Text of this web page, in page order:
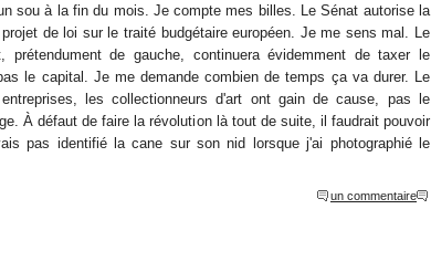
sou à la fin du mois. Je compte mes billes. Le Sénat autorise la
de loi sur le traité budgétaire européen. Je me sens mal. Le
prétendument de gauche, continuera évidemment de taxer le
le capital. Je me demande combien de temps ça va durer. Le
les collectionneurs d'art ont gain de cause, pas le
À défaut de faire la révolution là tout de suite, il faudrait pouvoir
pas identifié la cane sur son nid lorsque j'ai photographié le
un commentaire